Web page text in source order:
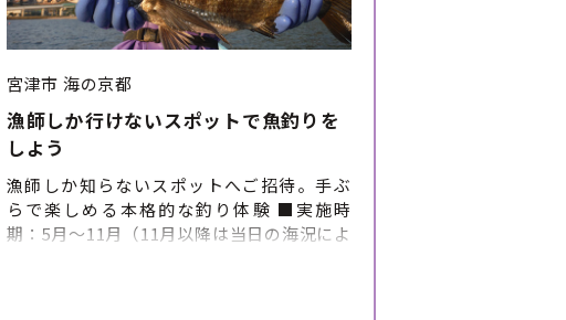
宮津市 海の京都
漁師しか行けないスポットで魚釣りを
しよう
漁師しか知らないスポットへご招待。手ぶ
らで楽しめる本格的な釣り体験 ■実施時
期：5月～11月（11月以降は当日の海況によ